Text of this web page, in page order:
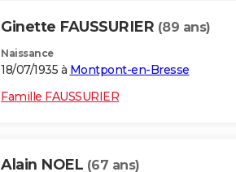
Ginette FAUSSURIER (89 ans)
Naissance
18/07/1935 à Montpont-en-Bresse
Famille FAUSSURIER
Alain NOEL (67 ans)